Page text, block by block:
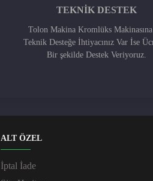
TEKNIK DESTEK
Tolon Makina Kromlüks
Teknik Desteğe İhtiyacınız Var İse
Bir şekilde Destek Veriyoruz.
ALT ÖZEL
İptal İade